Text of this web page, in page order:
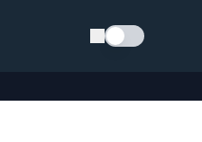
Schimba tema